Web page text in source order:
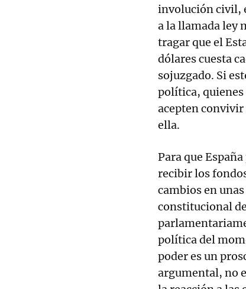
involución civil,
a la llamada ley
tragar que el
dólares cuesta
sojuzgado. Si
política, quienes
acepten
ella.
Para que
recibir los
cambios en
constitucional
política del
poder es un
argumental, no